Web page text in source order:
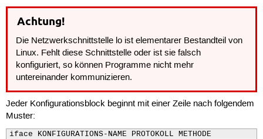
Achtung!
Die Netzwerkschnittstelle lo ist elementarer Bestandteil von
Linux. Fehlt diese Schnittstelle oder ist sie falsch
konfiguriert, so können Programme nicht mehr
untereinander kommunizieren.
Jeder Konfigurationsblock beginnt mit einer Zeile nach folgendem
Muster:
iface KONFIGURATIONS-NAME PROTOKOLL METHODE